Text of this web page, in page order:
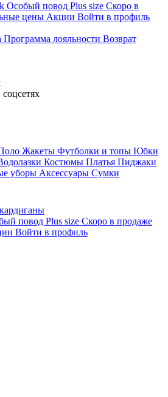
Особый повод Plus size Скоро в
цены Акции Войти в профиль
Программа лояльности Возврат
Жакеты Футболки и топы Юбки
Костюмы Платья Пиджаки
уборы Аксессуары Сумки
повод Plus size Скоро в продаже
Войти в профиль